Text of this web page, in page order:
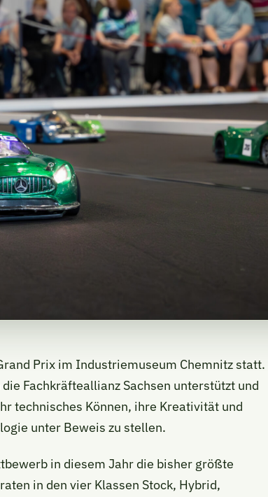
Prix im Industriemuseum Chemnitz statt.
Fachkräfteallianz Sachsen unterstützt und
technisches Können, ihre Kreativität und
unter Beweis zu stellen.
in diesem Jahr die bisher größte
in den vier Klassen Stock, Hybrid,